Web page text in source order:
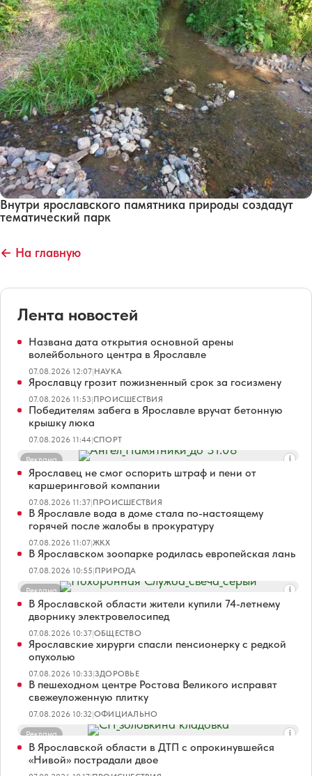
Внутри ярославского памятника природы создадут
тематический парк
← На главную
Лента новостей
Названа дата открытия основной арены
волейбольного центра в Ярославле
07.08.2026 12:07|НАУКА
Ярославцу грозит пожизненный срок за госизмену
07.08.2026 11:53|ПРОИСШЕСТВИЯ
Победителям забега в Ярославле вручат бетонную
крышку люка
07.08.2026 11:44|СПОРТ
Реклама
Ярославец не смог оспорить штраф и пени от
каршеринговой компании
07.08.2026 11:37|ПРОИСШЕСТВИЯ
В Ярославле вода в доме стала по-настоящему
горячей после жалобы в прокуратуру
07.08.2026 11:07|ЖКХ
В Ярославском зоопарке родилась европейская лань
07.08.2026 10:55|ПРИРОДА
Реклама
В Ярославской области жители купили 74-летнему
дворнику электровелосипед
07.08.2026 10:37|ОБЩЕСТВО
Ярославские хирурги спасли пенсионерку с редкой
опухолью
07.08.2026 10:33|ЗДОРОВЬЕ
В пешеходном центре Ростова Великого исправят
свежеуложенную плитку
07.08.2026 10:32|ОФИЦИАЛЬНО
Реклама
В Ярославской области в ДТП с опрокинувшейся
«Нивой» пострадали двое